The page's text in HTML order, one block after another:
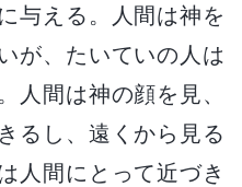
与える。人間は神を
が、たいていの人は
人間は神の顔を見、
るし、遠くから見る
人間にとって近づき